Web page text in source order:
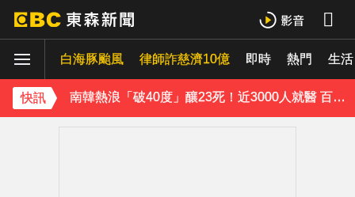
白海豚颱風 律師詐慈濟10億 即時 熱門 生活
快訊
白海豚颱風逼近 氣象署：本島發陸警機率低
三商美邦人壽將下市！8/20停牌 千張大戶還有252人
南韓熱浪「破40度」釀23死！近3000人就醫 百萬家畜暴斃